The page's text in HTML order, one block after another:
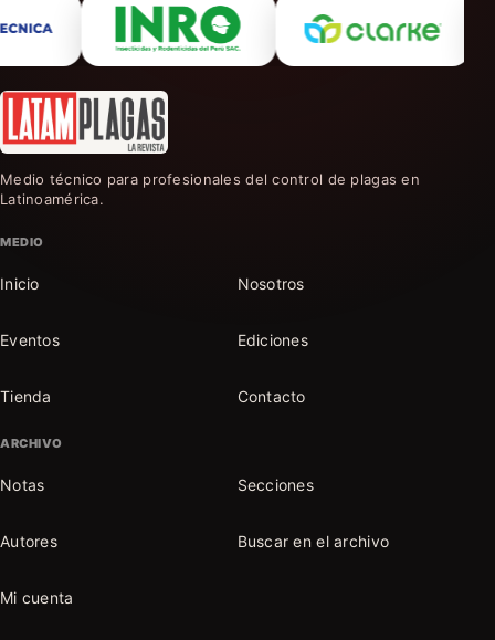
Medio técnico para profesionales del control de plagas en
Latinoamérica.
MEDIO
Inicio Nosotros
Eventos Ediciones
Tienda Contacto
ARCHIVO
Notas Secciones
Autores Buscar en el archivo
Mi cuenta